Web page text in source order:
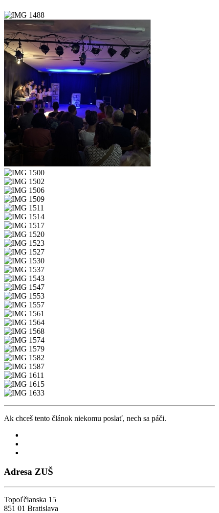
Ak chceš tento článok niekomu poslať, nech sa páči.
Adresa ZUŠ
Topoľčianska 15
851 01 Bratislava